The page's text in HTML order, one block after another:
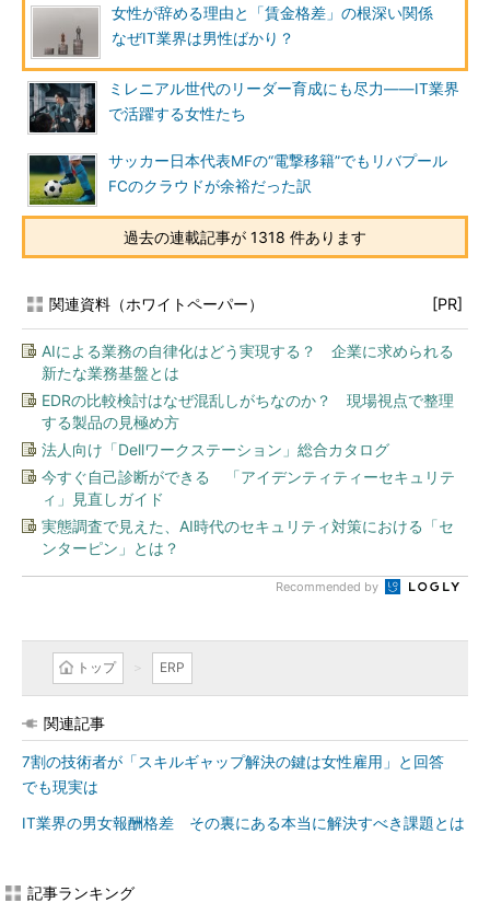
女性が辞める理由と「賃金格差」の根深い関係
なぜIT業界は男性ばかり？
ミレニアル世代のリーダー育成にも尽力――IT業界
で活躍する女性たち
サッカー日本代表MFの“電撃移籍”でもリバプール
FCのクラウドが余裕だった訳
過去の連載記事が 1318 件あります
関連資料（ホワイトペーパー） [PR]
AIによる業務の自律化はどう実現する？ 企業に求められる
新たな業務基盤とは
EDRの比較検討はなぜ混乱しがちなのか？ 現場視点で整理
する製品の見極め方
法人向け「Dellワークステーション」総合カタログ
今すぐ自己診断ができる 「アイデンティティーセキュリテ
ィ」見直しガイド
実態調査で見えた、AI時代のセキュリティ対策における「セ
ンターピン」とは？
Recommended by
トップ ERP
関連記事
7割の技術者が「スキルギャップ解決の鍵は女性雇用」と回答
でも現実は
IT業界の男女報酬格差 その裏にある本当に解決すべき課題とは
記事ランキング